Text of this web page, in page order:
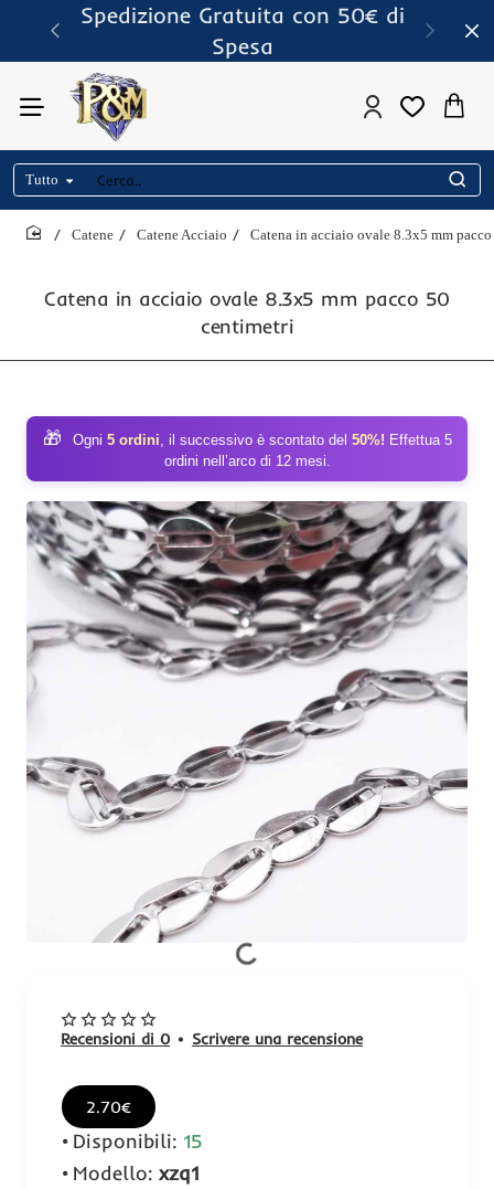
Spedizione Gratuita con 50€ di
Spesa
Tutto
Cerca..
Catena in acciaio ovale 8.3x5 mm pacco 50
centimetri
Catene Catene Acciaio Catena in acciaio ovale 8.3x5 mm
🎁 Ogni 5 ordini, il successivo è scontato del 50%! Effettua 5
ordini nell’arco di 12 mesi.
Recensioni di 0 • Scrivere una recensione
2.70€
Disponibili: 15
Modello: xzq1